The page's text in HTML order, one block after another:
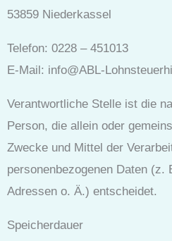
53859 Niederkassel
Telefon: 0228 – 451013
E-Mail: info@ABL-
Verantwortliche Stelle ist die
Person, die allein oder
Zwecke und Mittel der
personenbezogenen Daten (z.
Adressen o. Ä.) entscheidet.
Speicherdauer